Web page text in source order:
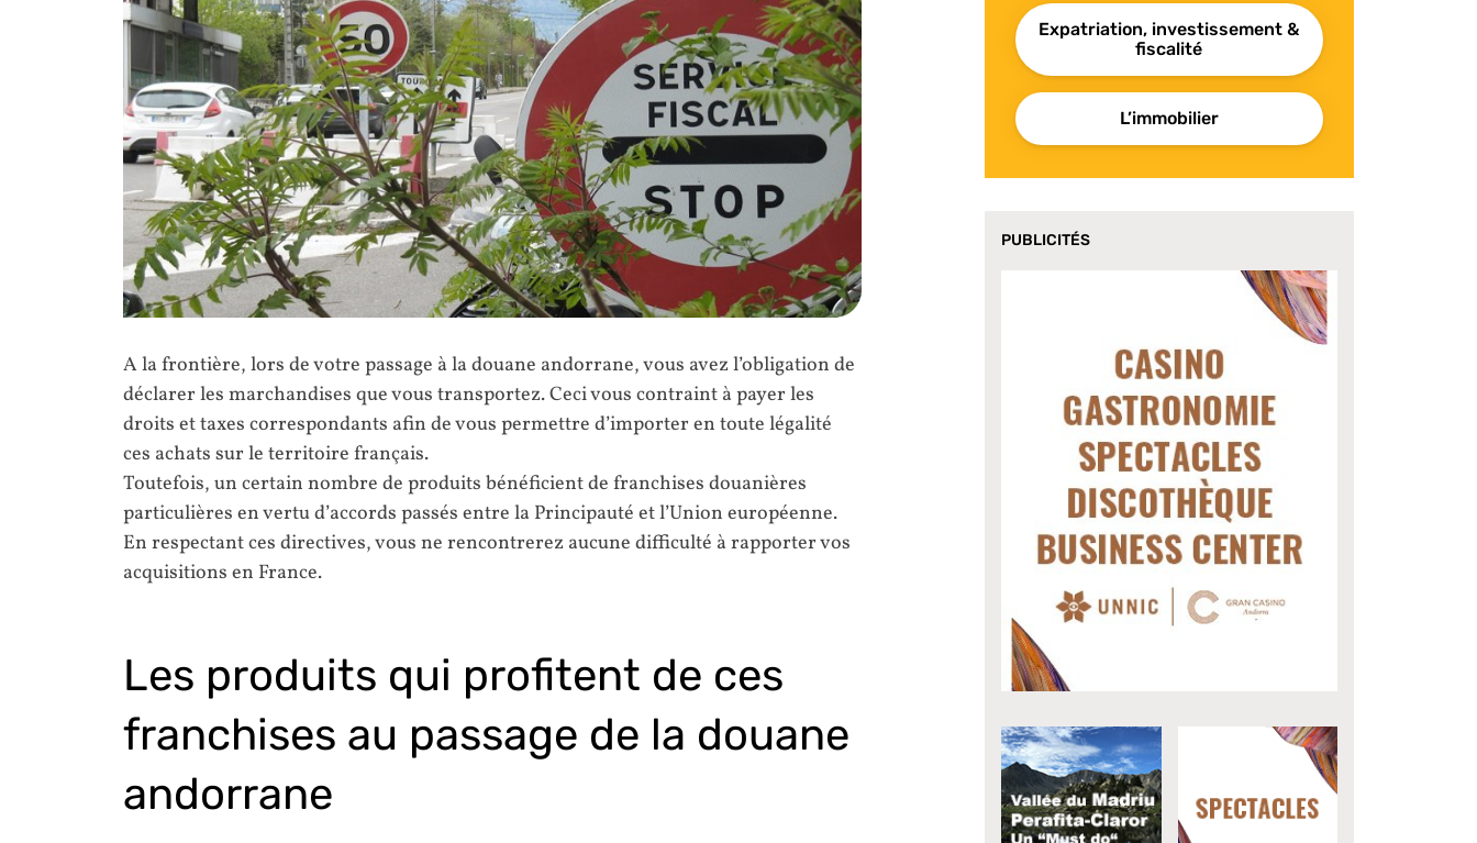
A la frontière, lors de votre passage à la douane andorrane, vous avez l’obligation de
déclarer les marchandises que vous transportez. Ceci vous contraint à payer les
droits et taxes correspondants afin de vous permettre d’importer en toute légalité
ces achats sur le territoire français.
Toutefois, un certain nombre de produits bénéficient de franchises douanières
particulières en vertu d’accords passés entre la Principauté et l’Union européenne.
En respectant ces directives, vous ne rencontrerez aucune difficulté à rapporter vos
acquisitions en France.
Les produits qui profitent de ces
franchises au passage de la douane
andorrane
Expatriation, investissement &
fiscalité
L’immobilier
PUBLICITÉS